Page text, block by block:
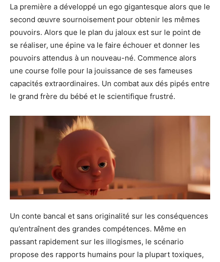
La première a développé un ego gigantesque alors que le
second œuvre sournoisement pour obtenir les mêmes
pouvoirs. Alors que le plan du jaloux est sur le point de
se réaliser, une épine va le faire échouer et donner les
pouvoirs attendus à un nouveau-né. Commence alors
une course folle pour la jouissance de ses fameuses
capacités extraordinaires. Un combat aux dés pipés entre
le grand frère du bébé et le scientifique frustré.
Un conte bancal et sans originalité sur les conséquences
qu’entraînent des grandes compétences. Même en
passant rapidement sur les illogismes, le scénario
propose des rapports humains pour la plupart toxiques,